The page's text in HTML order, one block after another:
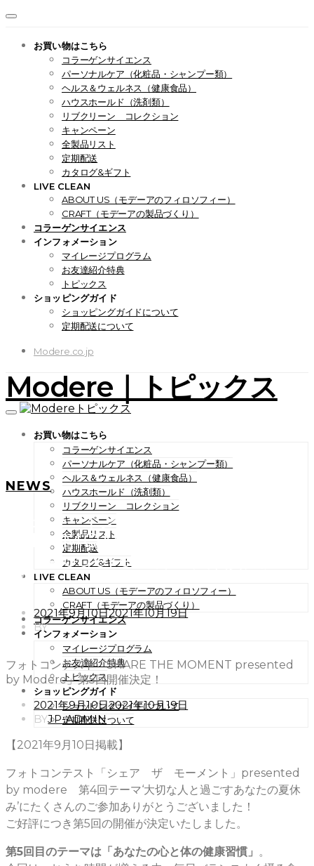
お買い物はこちら
コラーゲンサイエンス
パーソナルケア（化粧品・シャンプー類）
ヘルス＆ウェルネス（健康食品）
ハウスホールド（洗剤類）
リブクリーン コレクション
キャンペーン
全製品リスト
定期配送
カタログ&ギフト
LIVE CLEAN
ABOUT US（モデーアのフィロソフィー）
CRAFT（モデーアの製品づくり）
コラーゲンサイエンス
インフォメーション
マイレージプログラム
お友達紹介特典
トピックス
ショッピングガイド
ショッピングガイドについて
定期配送について
Modere.co.jp
Modere｜トピックス
お買い物はこちら
コラーゲンサイエンス
パーソナルケア（化粧品・シャンプー類）
ヘルス＆ウェルネス（健康食品）
ハウスホールド（洗剤類）
リブクリーン コレクション
キャンペーン
全製品リスト
定期配送
カタログ&ギフト
LIVE CLEAN
ABOUT US（モデーアのフィロソフィー）
CRAFT（モデーアの製品づくり）
コラーゲンサイエンス
インフォメーション
マイレージプログラム
お友達紹介特典
トピックス
ショッピングガイド
ショッピングガイドについて
定期配送について
NEWS
フォトコンテスト「SHARE
THE MOMENT presented
by Modere」第5回開催決
定！
POSTED
ON
2021年9月10日2021年10月19日
BY
フォトコンテスト「SHARE THE MOMENT presented
by Modere」第5回開催決定！
POSTED
ON
2021年9月10日2021年10月19日
BYJP-ADMIN
【2021年9月10日掲載】
フォトコンテスト「シェア ザ モーメント」presented
by modere 第4回テーマ‘大切な人と過ごすあなたの夏休
み’にたくさんのご参加ありがとうございました！
ご好評につき第5回の開催が決定いたしました。
第5回目のテーマは「あなたの心と体の健康習慣」 。